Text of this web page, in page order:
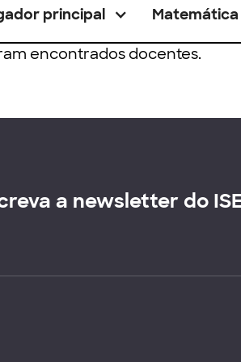
principal Matemática
encontrados docentes.
a newsletter do